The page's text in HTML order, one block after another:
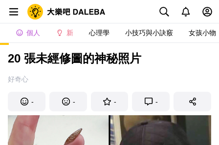
個人 新 心理學 小技巧與小訣竅 女孩小物
20 張未經修圖的神秘照片
好奇心
- - - -